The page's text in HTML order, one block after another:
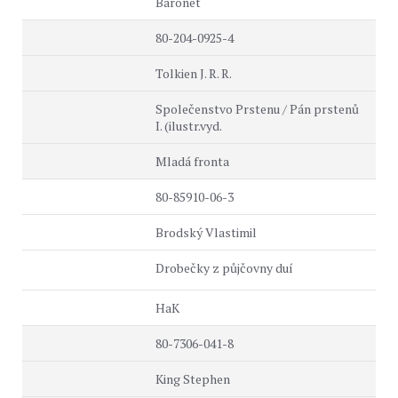
80-204-0925-4
Tolkien J. R. R.
Společenstvo Prstenu / Pán prstenů
I. (ilustr.vyd.
Mladá fronta
80-85910-06-3
Brodský Vlastimil
Drobečky z půjčovny duí
HaK
80-7306-041-8
King Stephen